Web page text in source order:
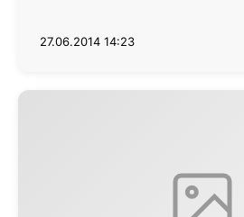
27.06.2014 14:23